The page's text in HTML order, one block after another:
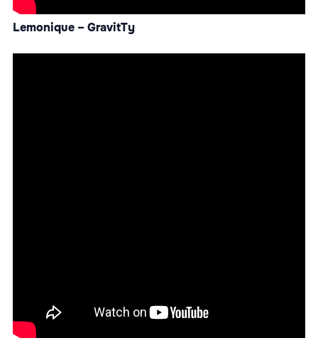
Lemonique – GravitTy